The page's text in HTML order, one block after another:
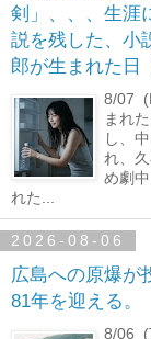
剣」、、、生涯
説を残した、小
郎が生まれた日
8/07
まれ
し、
れ、
め劇
れた...
2026-08-06
広島への原爆が
81年を迎える。
8/06